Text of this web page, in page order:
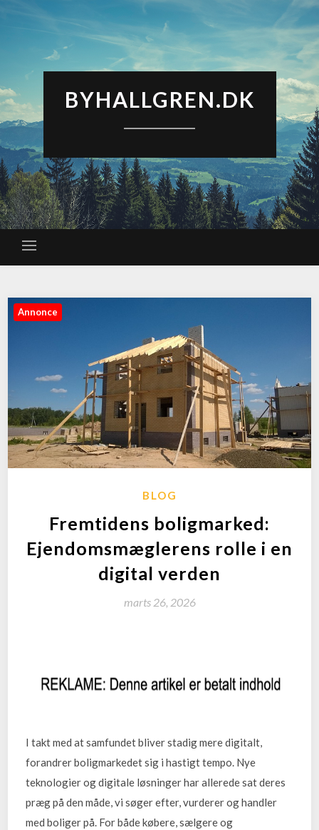
BYHALLGREN.DK
Annonce
BLOG
Fremtidens boligmarked:
Ejendomsmæglerens rolle i en
digital verden
marts 26, 2026
I takt med at samfundet bliver stadig mere digitalt,
forandrer boligmarkedet sig i hastigt tempo. Nye
teknologier og digitale løsninger har allerede sat deres
præg på den måde, vi søger efter, vurderer og handler
med boliger på. For både købere, sælgere og